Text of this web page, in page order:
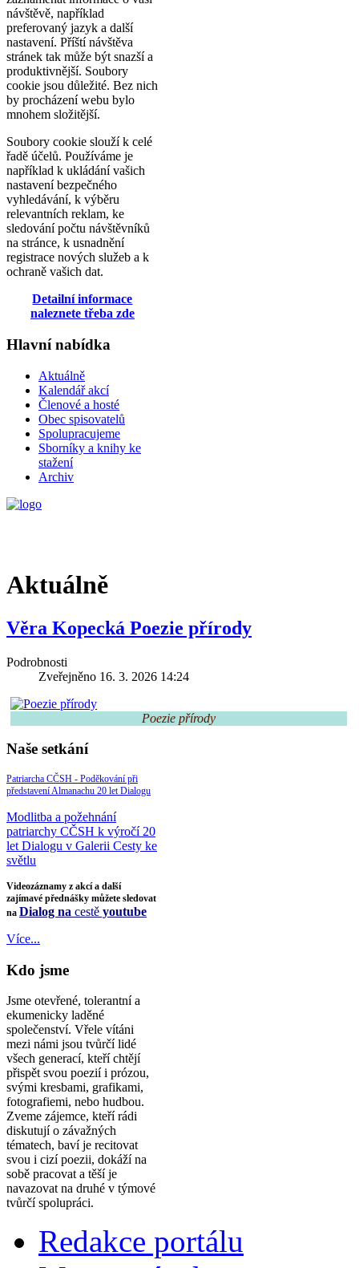
návštěvě, například
preferovaný jazyk a další
nastavení. Příští návštěva
stránek tak může být snazší a
produktivnější. Soubory
cookie jsou důležité. Bez nich
by procházení webu bylo
mnohem složitější.
Soubory cookie slouží k celé
řadě účelů. Používáme je
například k ukládání vašich
nastavení bezpečného
vyhledávání, k výběru
relevantních reklam, ke
sledování počtu návštěvníků
na stránce, k usnadnění
registrace nových služeb a k
ochraně vašich dat.
Detailní informace
naleznete třeba zde
Hlavní nabídka
Aktuálně
Kalendář akcí
Členové a hosté
Obec spisovatelů
Spolupracujeme
Sborníky a knihy ke
stažení
Archiv
Aktuálně
Věra Kopecká Poezie přírody
Podrobnosti
Zveřejněno 16. 3. 2026 14:24
Poezie přírody
Naše setkání
Patriarcha CČSH - Poděkování při
představení Almanachu 20 let Dialogu
Modlitba a požehnání
patriarchy CČSH k výročí 20
let Dialogu v Galerii Cesty ke
světlu
Videozáznamy z akcí a další
zajímavé přednášky můžete sledovat
na Dialog na cestě youtube
Více...
Kdo jsme
Jsme otevřené, tolerantní a
ekumenicky laděné
společenství. Vřele vítáni
mezi námi jsou tvůrčí lidé
všech generací, kteří chtějí
přispět svou poezií i prózou,
svými kresbami, grafikami,
fotografiemi, nebo hudbou.
Zveme zájemce, kteří rádi
diskutují o závažných
tématech, baví je recitovat
svou i cizí poezii, dokáží na
sobě pracovat a těší je
navazovat na druhé v týmové
tvůrčí spolupráci.
Redakce portálu